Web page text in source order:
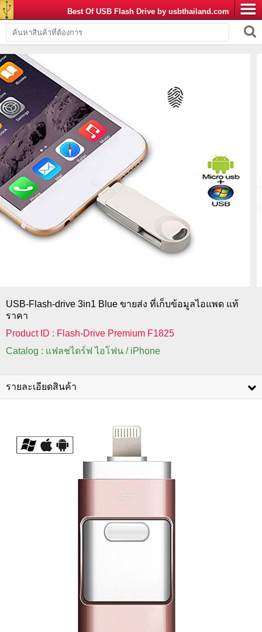
Best Of USB Flash Drive by usbthailand.com
USB-Flash-drive 3in1 Blue ขายส่ง ที่เก็บข้อมูลไอแพด แท้
ราคา
Product ID : Flash-Drive Premium F1825
Catalog : แฟลชไดร์ฟ ไอโฟน / iPhone
รายละเอียดสินค้า